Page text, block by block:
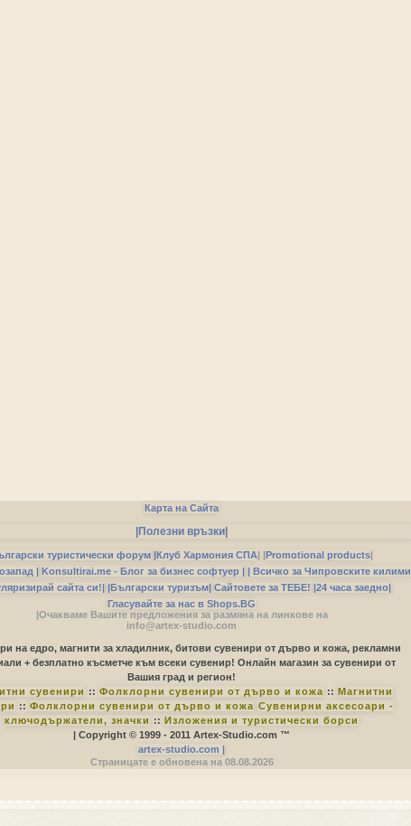
Карта на Сайта
|Полезни връзки|
туристически форум |Клуб Хармония СПА| |Promotional products|
| Konsultirai.me - Блог за бизнес софтуер | | Всичко за Чипровските килими
сайта си!| |Български туризъм| Сайтовете за ТЕБЕ! |24 часа заедно|
Гласувайте за нас в Shops.BG
|Очакваме Вашите предложения за размяна на линкове на
info@artex-studio.com
на едро, магнити за хладилник, битови сувенири от дърво и кожа, рекламни
+ безплатно късметче към всеки сувенир! Онлайн магазин за сувенири от
Вашия град и регион!
сувенири :: Фолклорни сувенири от дърво и кожа :: Магнитни
:: Фолклорни сувенири от дърво и кожа Сувенирни аксесоари -
ключодържатели, значки :: Изложения и туристически борси
| Copyright © 1999 - 2011 Artex-Studio.com ™
artex-studio.com |
Страницате е обновена на 08.08.2026